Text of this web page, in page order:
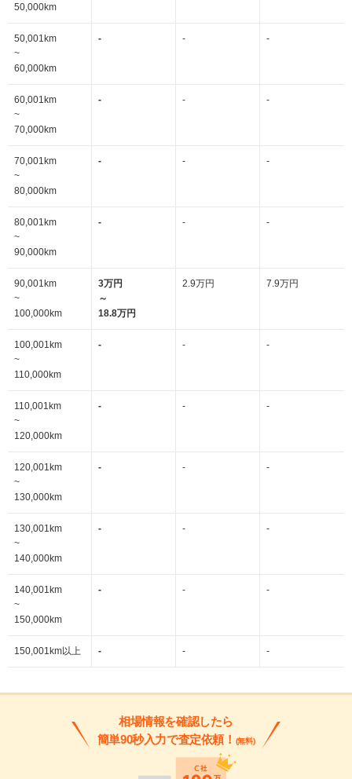
50,000km
50,001km
~
60,000km
- - -
60,001km
~
70,000km
- - -
70,001km
~
80,000km
- - -
80,001km
~
90,000km
- - -
90,001km
~
100,000km
3万円
～
18.8万円
2.9万円 7.9万円
100,001km
~
110,000km
- - -
110,001km
~
120,000km
- - -
120,001km
~
130,000km
- - -
130,001km
~
140,000km
- - -
140,001km
~
150,000km
- - -
150,001km以上 - - -
相場情報を確認したら
簡単90秒入力で査定依頼！ (無料)